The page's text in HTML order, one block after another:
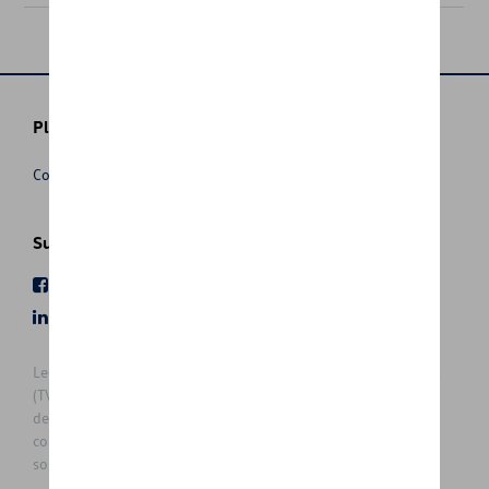
Plus d'informations
Conditions de vente
Suivez nous
Les prix affichés sur le présent site sont des prix recommandés
(TVAc), hors éventuels frais de montage. Pour connaitre le prix
de vente actuel et les éventuels frais de montage, veuillez
contacter votre concessionnaire/agent. Les prix recommandés
sont sujets à des changements sans préavis.